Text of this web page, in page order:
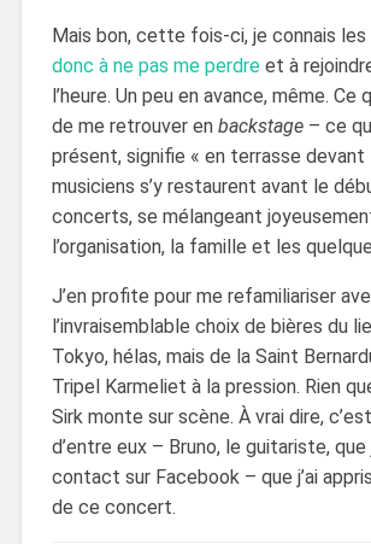
Mais bon, cette fois-ci, je connais les
donc à ne pas me perdreet à
l’heure. Un peu en avance, même. Ce
de me retrouver en backstage– ce
présent, signifie « en terrasse devant
musiciens s’y restaurent avant le
concerts, se mélangeant
l’organisation, la famille et les
J’en profite pour me refamiliariser
l’invraisemblable choix de bières du
Tokyo, hélas, mais de la Saint
Tripel Karmeliet à la pression. Rien
Sirk monte sur scène. À vrai dire, c’est
d’entre eux – Bruno, le guitariste, que
contact sur Facebook – que j’ai
de ce concert.